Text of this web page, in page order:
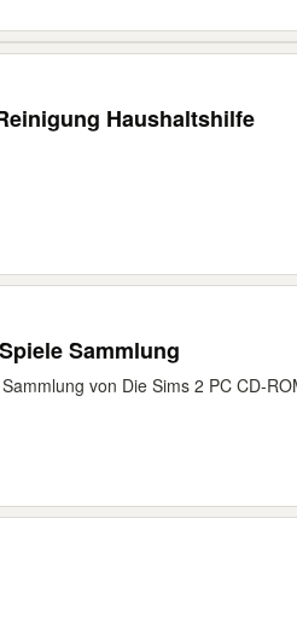
Haushaltshilfe
Sammlung
von Die Sims 2 PC CD-